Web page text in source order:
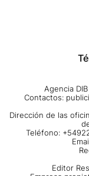
Agencia
Contactos:
Dirección de las
Teléfono:
Editor